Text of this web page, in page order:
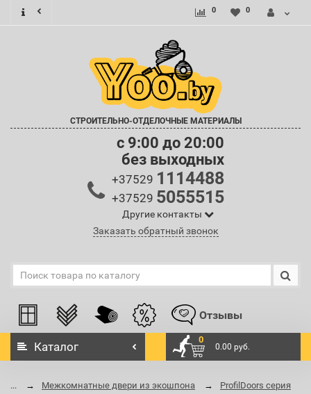
0 0
СТРОИТЕЛЬНО-ОТДЕЛОЧНЫЕ МАТЕРИАЛЫ
c 9:00 до 20:00
без выходных
+37529 1114488
+37529 5055515
Другие контакты
Заказать обратный звонок
Отзывы
Каталог
0
0.00 руб.
... Межкомнатные двери из экошпона
ProfilDoors серия